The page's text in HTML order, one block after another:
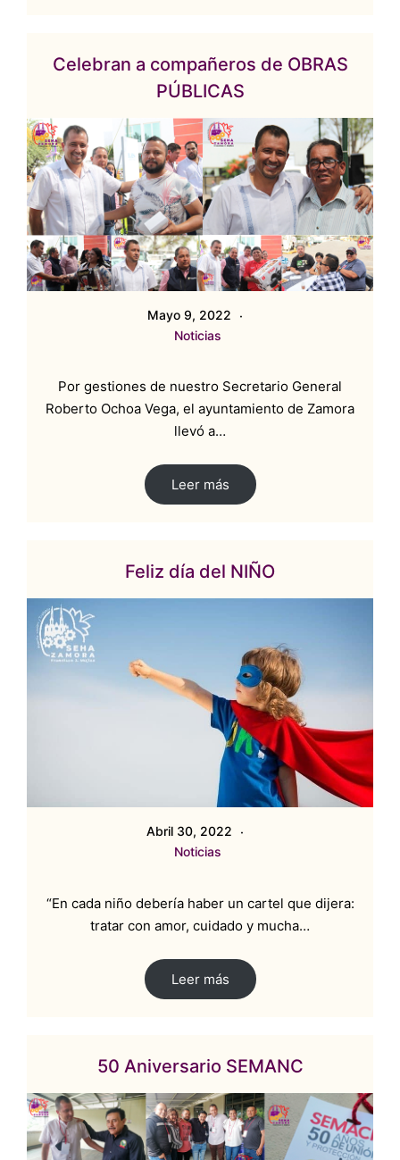
Celebran a compañeros de OBRAS
PÚBLICAS
Mayo 9, 2022
Noticias
Por gestiones de nuestro Secretario General
Roberto Ochoa Vega, el ayuntamiento de Zamora
llevó a…
Leer más
Feliz día del NIÑO
Abril 30, 2022
Noticias
“En cada niño debería haber un cartel que dijera:
tratar con amor, cuidado y mucha…
Leer más
50 Aniversario SEMANC